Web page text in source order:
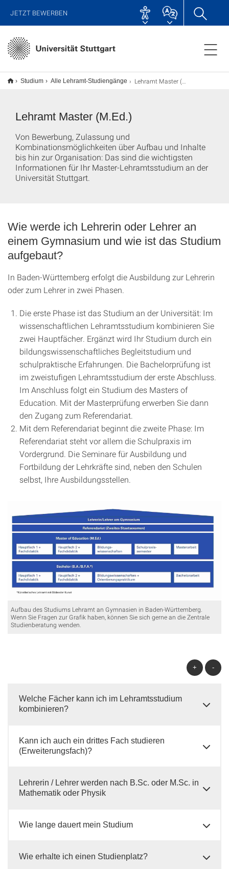
JETZT BEWERBEN
Studium Alle Lehramt-Studiengänge Lehramt Master (M.Ed.)
Lehramt Master (M.Ed.)
Von Bewerbung, Zulassung und
Kombinationsmöglichkeiten über Aufbau und Inhalte
bis hin zur Organisation: Das sind die wichtigsten
Informationen für Ihr Master-Lehramtsstudium an der
Universität Stuttgart.
Wie werde ich Lehrerin oder Lehrer an
einem Gymnasium und wie ist das Studium
aufgebaut?
In Baden-Württemberg erfolgt die Ausbildung zur Lehrerin
oder zum Lehrer in zwei Phasen.
Die erste Phase ist das Studium an der Universität: Im
wissenschaftlichen Lehramtsstudium kombinieren Sie
zwei Hauptfächer. Ergänzt wird Ihr Studium durch ein
bildungswissenschaftliches Begleitstudium und
schulpraktische Erfahrungen. Die Bachelorprüfung ist
im zweistufigen Lehramtsstudium der erste Abschluss.
Im Anschluss folgt ein Studium des Masters of
Education. Mit der Masterprüfung erwerben Sie dann
den Zugang zum Referendariat.
Mit dem Referendariat beginnt die zweite Phase: Im
Referendariat steht vor allem die Schulpraxis im
Vordergrund. Die Seminare für Ausbildung und
Fortbildung der Lehrkräfte sind, neben den Schulen
selbst, Ihre Ausbildungsstellen.
Aufbau des Studiums Lehramt an Gymnasien in Baden-Württemberg.
Wenn Sie Fragen zur Grafik haben, können Sie sich gerne an die Zentrale
Studienberatung wenden.
+ -
Welche Fächer kann ich im Lehramtsstudium
kombinieren?
Kann ich auch ein drittes Fach studieren
(Erweiterungsfach)?
Lehrerin / Lehrer werden nach B.Sc. oder M.Sc. in
Mathematik oder Physik
Wie lange dauert mein Studium
Wie erhalte ich einen Studienplatz?